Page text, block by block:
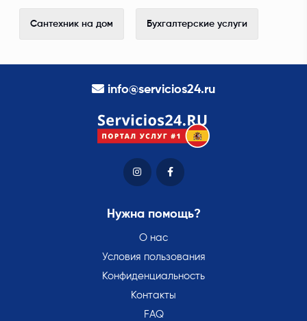
Сантехник на дом Бухгалтерские услуги
info@servicios24.ru
Нужна помощь?
О нас
Условия пользования
Конфиденциальность
Контакты
FAQ